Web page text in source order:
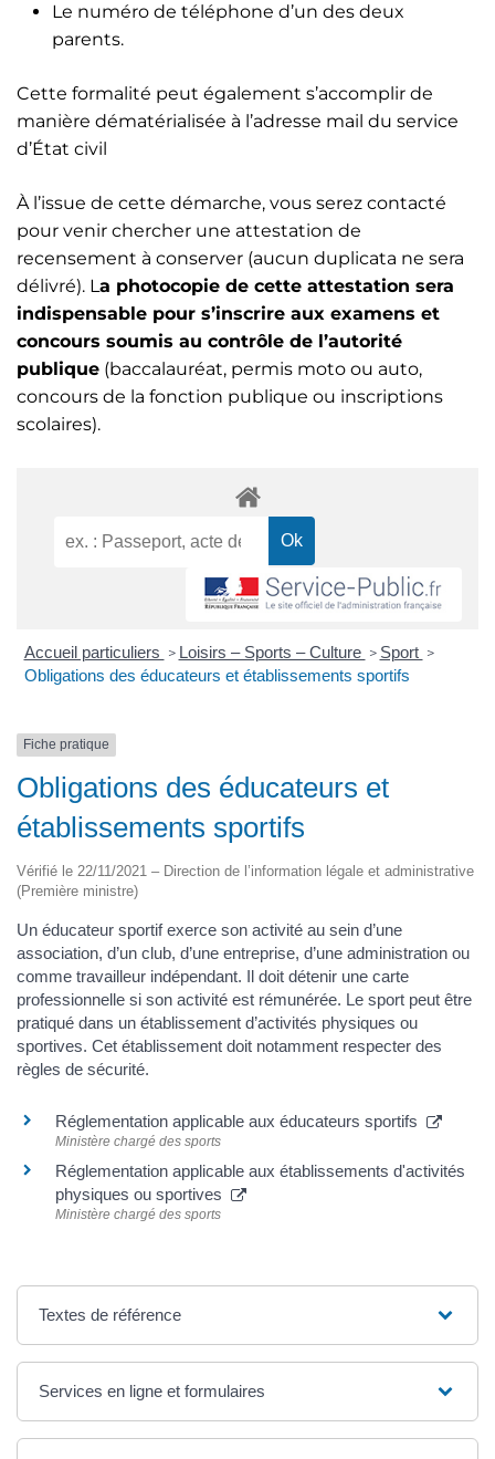
Le numéro de téléphone d’un des deux
parents.
Cette formalité peut également s’accomplir de
manière dématérialisée à l’adresse mail du service
d’État civil
À l’issue de cette démarche, vous serez contacté
pour venir chercher une attestation de
recensement à conserver (aucun duplicata ne sera
délivré). La photocopie de cette attestation sera
indispensable pour s’inscrire aux examens et
concours soumis au contrôle de l’autorité
publique (baccalauréat, permis moto ou auto,
concours de la fonction publique ou inscriptions
scolaires).
Accueil particuliers > Loisirs – Sports – Culture > Sport >
Obligations des éducateurs et établissements sportifs
Fiche pratique
Obligations des éducateurs et
établissements sportifs
Vérifié le 22/11/2021 – Direction de l’information légale et administrative
(Première ministre)
Un éducateur sportif exerce son activité au sein d’une
association, d’un club, d’une entreprise, d’une administration ou
comme travailleur indépendant. Il doit détenir une carte
professionnelle si son activité est rémunérée. Le sport peut être
pratiqué dans un établissement d’activités physiques ou
sportives. Cet établissement doit notamment respecter des
règles de sécurité.
Réglementation applicable aux éducateurs sportifs
Ministère chargé des sports
Réglementation applicable aux établissements d'activités
physiques ou sportives
Ministère chargé des sports
Textes de référence
Services en ligne et formulaires